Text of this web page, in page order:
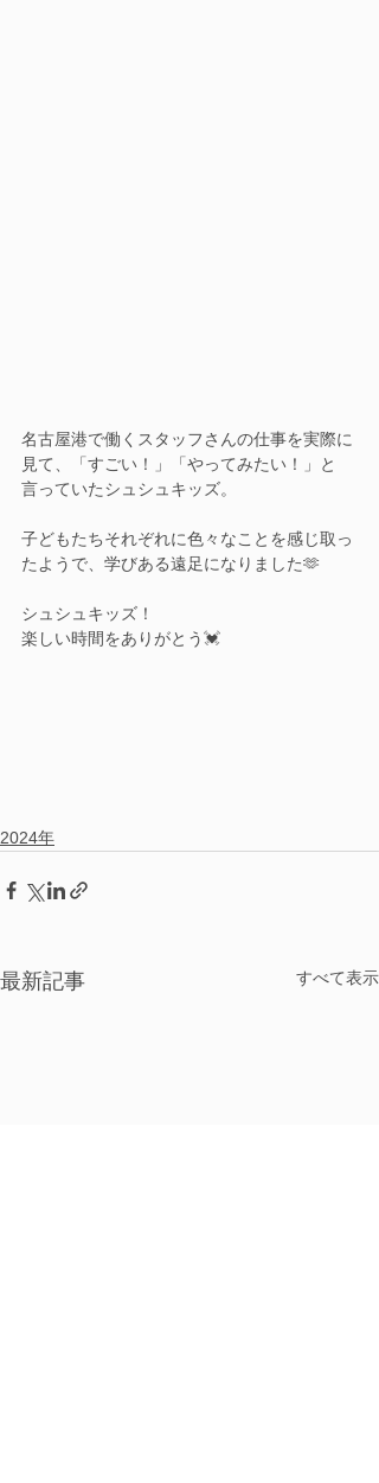
名古屋港で働くスタッフさんの仕事を実際に
見て、「すごい！」「やってみたい！」と
言っていたシュシュキッズ。
子どもたちそれぞれに色々なことを感じ取っ
たようで、学びある遠足になりました🫶
シュシュキッズ！
楽しい時間をありがとう💓
2024年
最新記事 すべて表示